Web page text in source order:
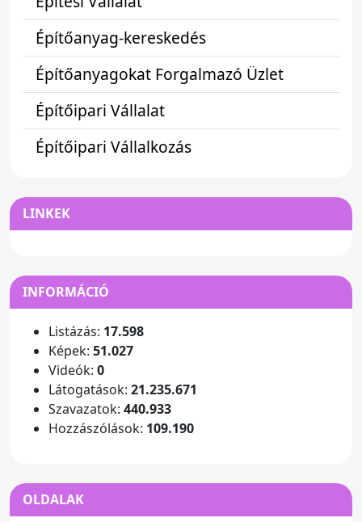
Építőanyag-kereskedés
Építőanyagokat Forgalmazó Üzlet
Építőipari Vállalat
Építőipari Vállalkozás
LINKEK
INFORMÁCIÓ
Listázás: 17.598
Képek: 51.027
Videók: 0
Látogatások: 21.235.671
Szavazatok: 440.933
Hozzászólások: 109.190
OLDALAK